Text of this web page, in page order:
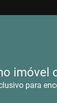
imóvel
para